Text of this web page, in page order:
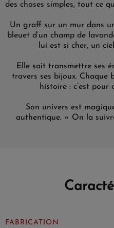
des choses simples, tout ce
Un graff sur un mur dans
bleuet d’un champ de
lui est si cher, un
Elle sait transmettre ses
travers ses bijoux. Chaque
histoire : c’est pour
Son univers est
authentique. « On la
FABRICATION